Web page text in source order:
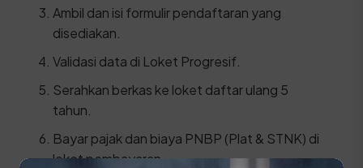
Ambil dan isi formulir pendaftaran yang
disediakan.
Validasi data di Loket Progresif.
Serahkan berkas ke loket daftar ulang 5
tahun.
Bayar pajak dan biaya PNBP (Plat & STNK) di
loket pembayaran.